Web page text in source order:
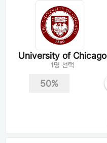
University of Chicago
1명 선택
50%